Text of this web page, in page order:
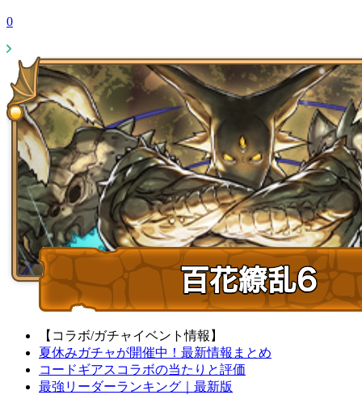
0
【コラボ/ガチャイベント情報】
夏休みガチャが開催中！最新情報まとめ
コードギアスコラボの当たりと評価
最強リーダーランキング｜最新版